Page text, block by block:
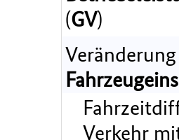
(GV)
Verkehr